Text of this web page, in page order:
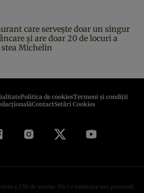
care servește doar un singur
și are doar 20 de locuri a
Michelin
Politica de cookiesTermeni şi condiţii
ContactSetări Cookies
a 250 de semne. Nici o instituţie sau persoană